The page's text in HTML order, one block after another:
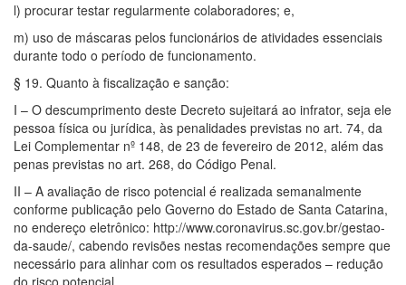
l) procurar testar regularmente colaboradores; e,
m) uso de máscaras pelos funcionários de atividades essenciais
durante todo o período de funcionamento.
§ 19. Quanto à fiscalização e sanção:
I – O descumprimento deste Decreto sujeitará ao infrator, seja ele
pessoa física ou jurídica, às penalidades previstas no art. 74, da
Lei Complementar nº 148, de 23 de fevereiro de 2012, além das
penas previstas no art. 268, do Código Penal.
II – A avaliação de risco potencial é realizada semanalmente
conforme publicação pelo Governo do Estado de Santa Catarina,
no endereço eletrônico: http://www.coronavirus.sc.gov.br/gestao-
da-saude/, cabendo revisões nestas recomendações sempre que
necessário para alinhar com os resultados esperados – redução